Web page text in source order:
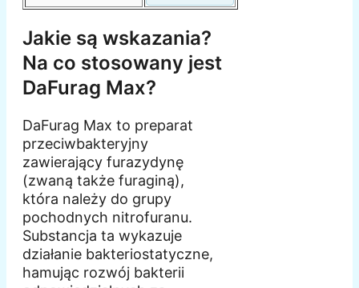
Jakie są wskazania?
Na co stosowany jest
DaFurag Max?
DaFurag Max to preparat
przeciwbakteryjny
zawierający furazydynę
(zwaną także furaginą),
która należy do grupy
pochodnych nitrofuranu.
Substancja ta wykazuje
działanie bakteriostatyczne,
hamując rozwój bakterii